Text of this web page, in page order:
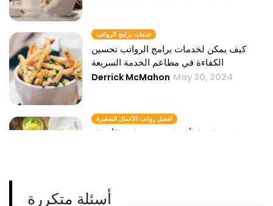
خدمات برامج الرواتب
كيف يمكن لخدمات برامج الرواتب تحسين
الكفاءة في مطاعم الخدمة السريعة
Derrick McMahon May 30, 2024
أفضل رواتب الأعمال الصغيرة
كيفية اختيار أفضل خدمة رواتب الأعمال
رواتب الأعمال عبر الإنترنتأسئلة متكررة